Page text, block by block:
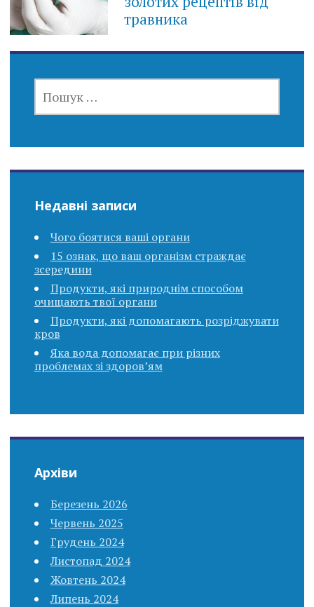
травника
Недавні записи
Чого боятися ваші органи
15 ознак, що ваш організм страждає
зсередини
Продукти, які природнім способом
очищають твої органи
Продукти, які допомагають розріджувати
кров
Яка вода допомагає при різних
проблемах зі здоров’ям
Архіви
Березень 2026
Червень 2025
Грудень 2024
Листопад 2024
Жовтень 2024
Липень 2024